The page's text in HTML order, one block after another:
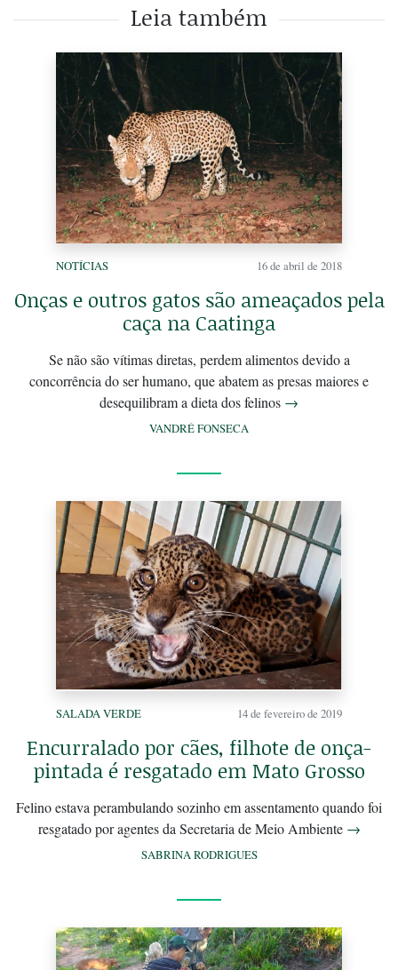
Leia também
NOTÍCIAS 16 de abril de 2018
Onças e outros gatos são ameaçados pela
caça na Caatinga
Se não são vítimas diretas, perdem alimentos devido a
concorrência do ser humano, que abatem as presas maiores e
desequilibram a dieta dos felinos →
VANDRÉ FONSECA
SALADA VERDE 14 de fevereiro de 2019
Encurralado por cães, filhote de onça-
pintada é resgatado em Mato Grosso
Felino estava perambulando sozinho em assentamento quando foi
resgatado por agentes da Secretaria de Meio Ambiente →
SABRINA RODRIGUES